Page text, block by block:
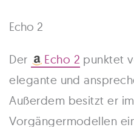
Echo 2
Der Echo 2 punktet
elegante und
Außerdem besitzt er
Vorgängermodellen